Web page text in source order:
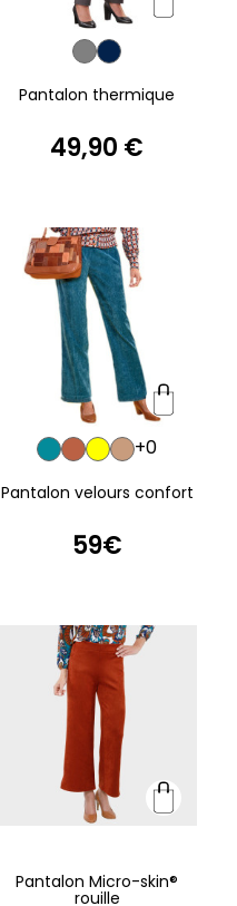
Pantalon thermique
49,90 €
Pantalon velours confort
59€
+0
Pantalon Micro-skin®
rouille